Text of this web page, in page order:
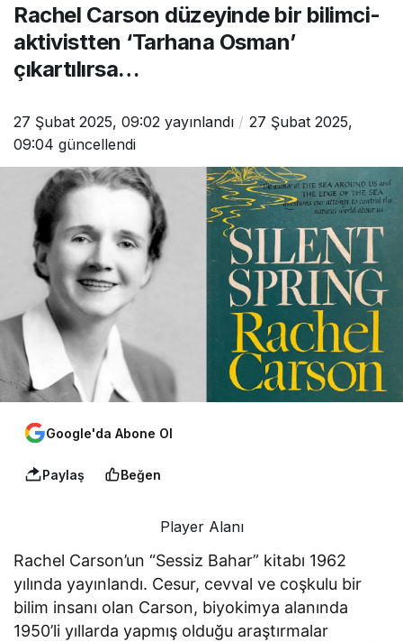
çıkartılırsa…
Rachel Carson düzeyinde bir bilimci-
aktivistten ‘Tarhana Osman’
çıkartılırsa…
27 Şubat 2025, 09:02 yayınlandı
27 Şubat 2025,
09:04 güncellendi
Google'da Abone Ol
Paylaş Beğen
Player Alanı
Rachel Carson’un “Sessiz Bahar” kitabı 1962
yılında yayınlandı. Cesur, cevval ve coşkulu bir
bilim insanı olan Carson, biyokimya alanında
1950’li yıllarda yapmış olduğu araştırmalar